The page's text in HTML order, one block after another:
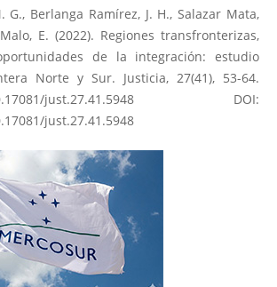
G., Berlanga Ramírez, J. H., Salazar Mata,
E. (2022). Regiones transfronterizas,
de la integración: estudio
Norte y Sur. Justicia, 27(41), 53-64.
just.27.41.5948DOI:
just.27.41.5948